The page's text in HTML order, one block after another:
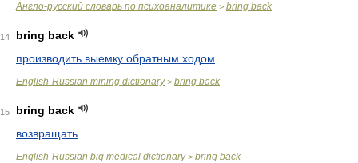
Англо-русский словарь по психоаналитике > bring back
14
bring back
производить выемку обратным ходом
English-Russian mining dictionary> bring back
15
bring back
возвращать
English-Russian big medical dictionary> bring back